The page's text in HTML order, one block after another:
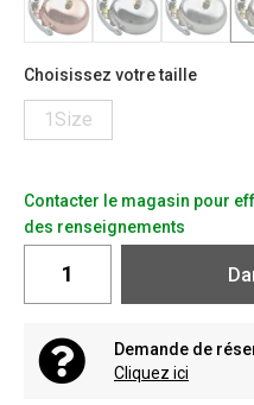
Choisissez votre taille
1Size
Contacter le magasin pour
des renseignements
Demande de
Cliquez ici